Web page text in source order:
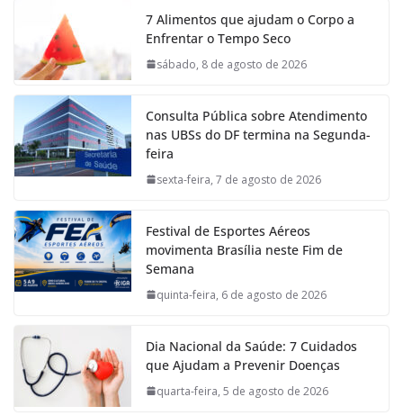
7 Alimentos que ajudam o Corpo a
Enfrentar o Tempo Seco
sábado, 8 de agosto de 2026
Consulta Pública sobre Atendimento
nas UBSs do DF termina na Segunda-
feira
sexta-feira, 7 de agosto de 2026
Festival de Esportes Aéreos
movimenta Brasília neste Fim de
Semana
quinta-feira, 6 de agosto de 2026
Dia Nacional da Saúde: 7 Cuidados
que Ajudam a Prevenir Doenças
quarta-feira, 5 de agosto de 2026